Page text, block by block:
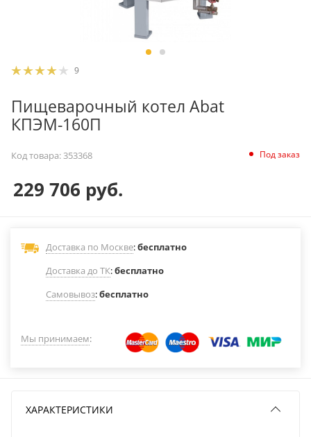
9
Пищеварочный котел Abat
КПЭМ-160П
Код товара:353368 Под заказ
229 706 руб.
Доставка по Москве:бесплатно
Доставка до ТК:бесплатно
Самовывоз:бесплатно
Мы принимаем:
ХАРАКТЕРИСТИКИ